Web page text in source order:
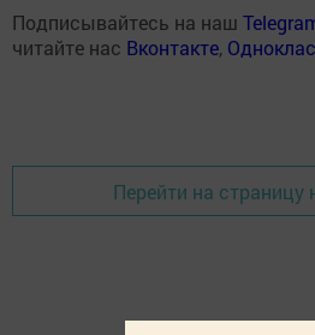
Подписывайтесь на наш
читайте нас Вконтакте,
Перейти на страницу